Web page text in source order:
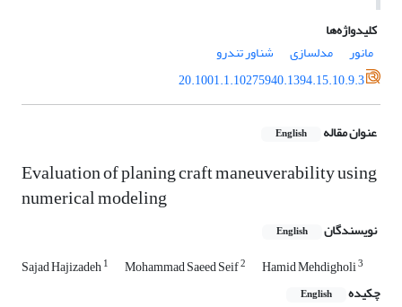
کلیدواژه‌ها
مانور
مدلسازی
شناور تندرو
20.1001.1.10275940.1394.15.10.9.3
عنوان مقاله English
Evaluation of planing craft maneuverability using
numerical modeling
نویسندگان English
Sajad Hajizadeh1 Mohammad Saeed Seif2 Hamid Mehdigholi3
چکیده English